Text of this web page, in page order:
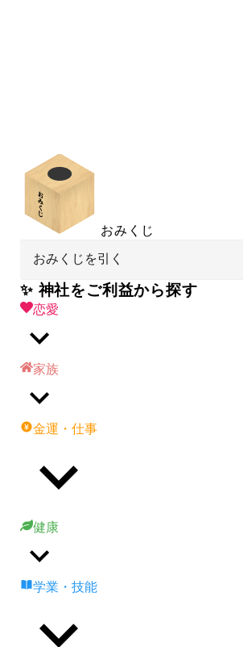
おみくじ
おみくじを引く
✨ 神社をご利益から探す
恋愛
家族
金運・仕事
健康
学業・技能